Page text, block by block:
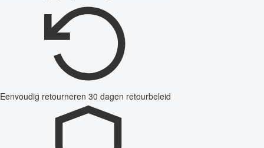
Eenvoudig retourneren 30 dagen retourbeleid